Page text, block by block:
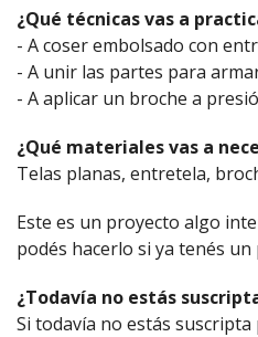
¿Qué técnicas vas a
- A coser embolsado con
- A unir las partes para
- A aplicar un broche a
¿Qué materiales vas a
Telas planas, entretela,
Este es un proyecto algo
podés hacerlo si ya tenés
¿Todavía no estás
Si todavía no estás